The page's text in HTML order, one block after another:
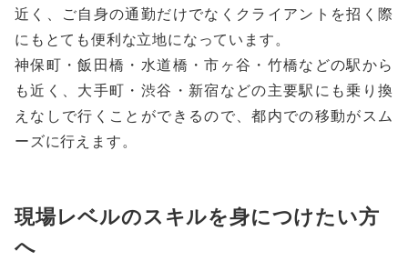
近く、ご自身の通勤だけでなくクライアントを招く際
にもとても便利な立地になっています。
神保町・飯田橋・水道橋・市ヶ谷・竹橋などの駅から
も近く、大手町・渋谷・新宿などの主要駅にも乗り換
えなしで行くことができるので、都内での移動がスム
ーズに行えます。
現場レベルのスキルを身につけたい方
へ